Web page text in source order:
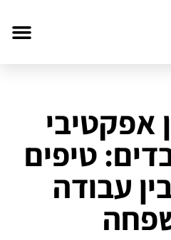
אפקטיבי
טיפים
עבודה